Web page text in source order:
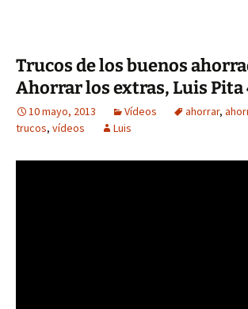
Trucos de los buenos
Ahorrar los extras, Luis Pita
10 mayo, 2013 Vídeos ahorrar,
trucos, vídeos Luis